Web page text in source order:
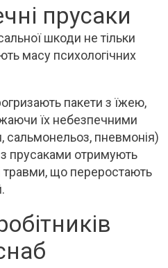
прусаки
шкоди не тільки
масу психологічних
пакети з їжею,
їх небезпечними
сальмонельоз, пневмонія)
з прусаками отримують
травми, що переростають